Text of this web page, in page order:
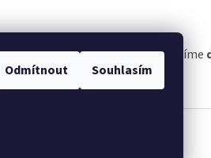
Odmítnout Souhlasím
rádi vám poradímea zajistíme